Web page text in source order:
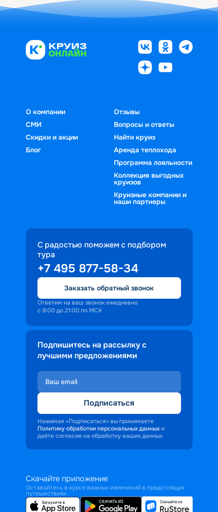
О компании
СМИ
Скидки и акции
Блог
Отзывы
Вопросы и ответы
Найти круиз
Аренда теплохода
Программа лояльности
Коллекция выгодных
круизов
Круизные компании и
наши партнеры
С радостью поможем с подбором
тура
+7 495 877-58-34
Заказать обратный звонок
Ответим на ваш звонок ежедневно
с 8:00 до 21:00 по МСК
Подпишитесь на рассылку с
лучшими предложениями
Подписаться
Нажимая «Подписаться» вы принимаете
Политику обработки персональных данных и
даёте согласие на обработку ваших данных
Скачайте приложение
Оставайтесь в курсе важных изменений в предстоящих
путешествиях